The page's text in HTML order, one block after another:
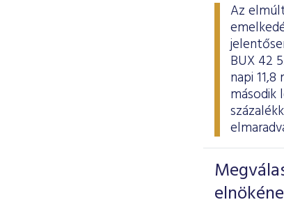
Az
BUX 42
napi
második